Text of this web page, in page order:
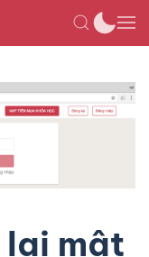
lại mật